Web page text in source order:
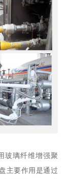
玻璃纤维增强聚
主要作用是通过